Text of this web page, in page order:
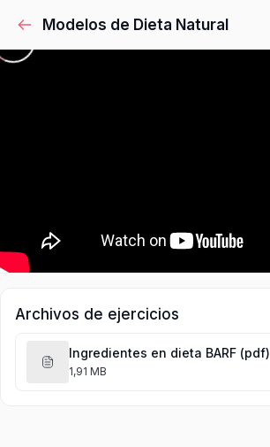
Modelos de Dieta Natural
Archivos de ejercicios
Ingredientes en dieta BARF (pdf)
1,91 MB